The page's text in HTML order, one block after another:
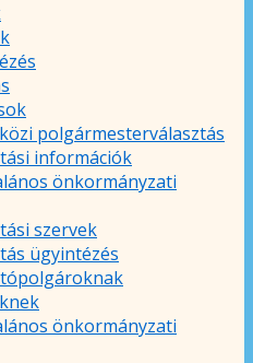
polgármesterválasztás
információk
önkormányzati
szervek
ügyintézés
önkormányzati